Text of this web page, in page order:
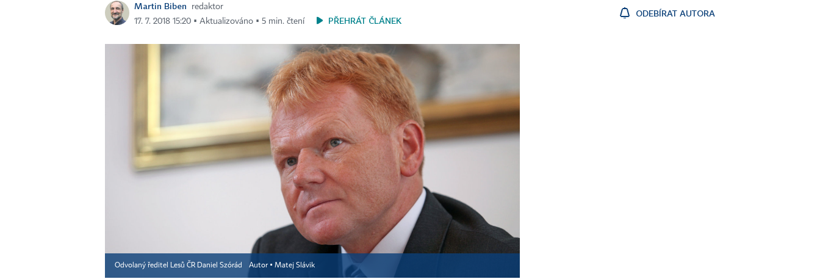
Martin Biben
redaktor
17. 7. 2018 15:20 ▪ Aktualizováno ▪ 5 min. čtení
PŘEHRÁT ČLÁNEK
ODEBÍRAT AUTORA
Odvolaný ředitel Lesů ČR Daniel Szórád Autor ▪ Matej Slávik